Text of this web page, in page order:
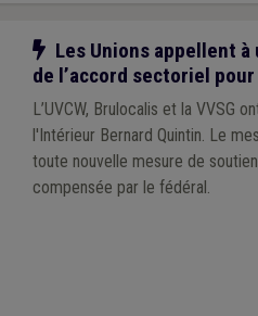
Notre action
Les Unions appellent
de l’accord sectoriel
L’UVCW, Brulocalis et la VVSG
l'Intérieur Bernard Quintin. Le
toute nouvelle mesure de
compensée par le fédéral.